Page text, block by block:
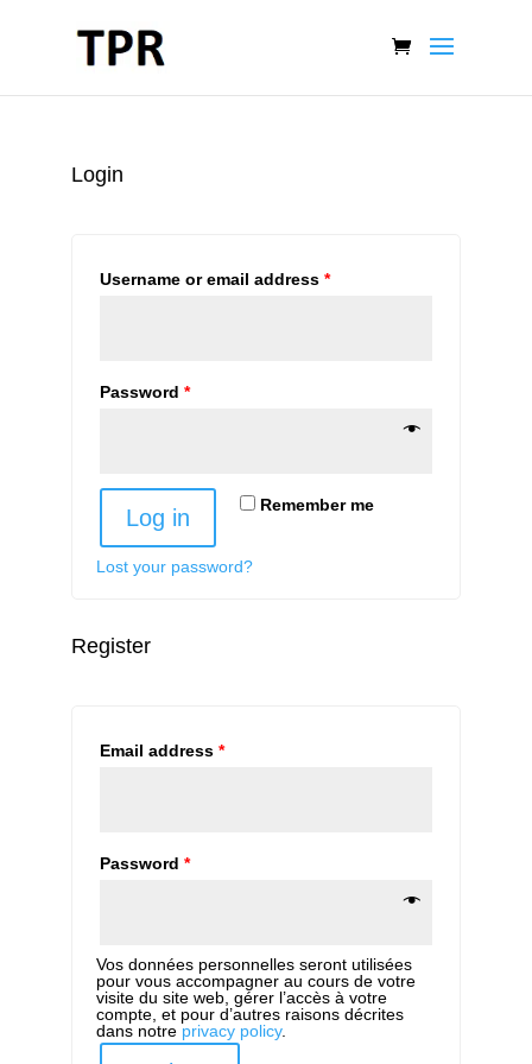
Login
Username or email address *
Password *
Remember me
Log in
Lost your password?
Register
Email address *
Password *
Vos données personnelles seront utilisées
pour vous accompagner au cours de votre
visite du site web, gérer l’accès à votre
compte, et pour d’autres raisons décrites
dans notre privacy policy.